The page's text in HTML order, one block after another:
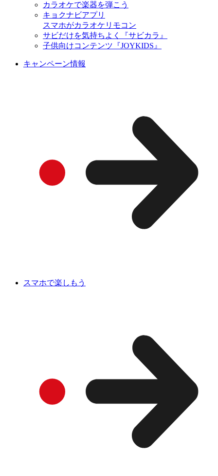
カラオケで楽器を弾こう
キョクナビアプリ
スマホがカラオケリモコン
サビだけを気持ちよく『サビカラ』
子供向けコンテンツ『JOYKIDS』
キャンペーン情報
スマホで楽しもう